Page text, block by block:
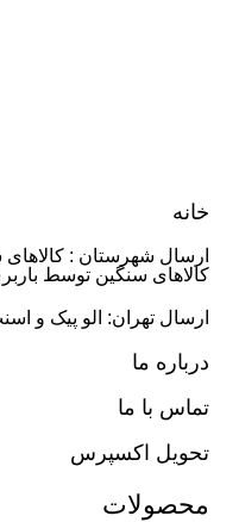
خانه
ارسال شهرستان :
کالاهای سنگین توسط
ارسال تهران: الو پیک و
درباره ما
تماس با ما
تحویل اکسپرس
محصولات